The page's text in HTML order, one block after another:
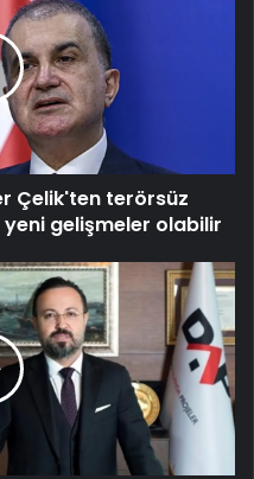
Çelik'ten terörsüz
yeni gelişmeler olabilir